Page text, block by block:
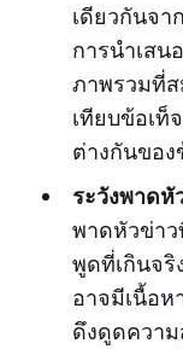
เดียวกันจ
การนำเสน
ภาพรวมที่
เทียบข้อเท็
ต่างกันขอ
ระวังพาดหั
พาดหัวข่า
พูดที่เกินจ
อาจมีเนื้อห
ดึงดูดควา